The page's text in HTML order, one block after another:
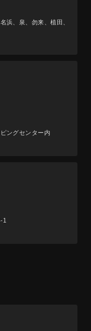
浜、泉、勿来、植田、
ングセンター内
1